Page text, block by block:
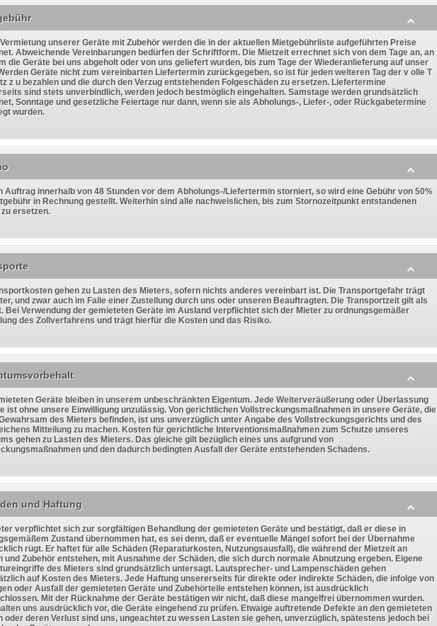
Vermietung unserer Geräte mit Zubehör werden die in der aktuellen Mietgebührliste aufgeführten Preise
Abweichende Vereinbarungen bedürfen der Schriftform. Die Mietzeit errechnet sich von dem Tage an, an
die Geräte bei uns abgeholt oder von uns geliefert wurden, bis zum Tage der Wiederanlieferung auf unser
Geräte nicht zum vereinbarten Liefertermin zurückgegeben, so ist für jeden weiteren Tag der v olle T
z u bezahlen und die durch den Verzug entstehenden Folgeschäden zu ersetzen. Liefertermine
sind stets unverbindlich, werden jedoch bestmöglich eingehalten. Samstage werden grundsätzlich
Sonntage und gesetzliche Feiertage nur dann, wenn sie als Abholungs-, Liefer-, oder Rückgabetermine
wurden.
Auftrag innerhalb von 48 Stunden vor dem Abholungs-/Liefertermin storniert, so wird eine Gebühr von 50%
in Rechnung gestellt. Weiterhin sind alle nachweislichen, bis zum Stornozeitpunkt entstandenen
ersetzen.
gehen zu Lasten des Mieters, sofern nichts anderes vereinbart ist. Die Transportgefahr trägt
und zwar auch im Falle einer Zustellung durch uns oder unseren Beauftragten. Die Transportzeit gilt als
Bei Verwendung der gemieteten Geräte im Ausland verpflichtet sich der Mieter zu ordnungsgemäßer
des Zollverfahrens und trägt hierfür die Kosten und das Risiko.
Geräte bleiben in unserem unbeschränkten Eigentum. Jede Weiterveräußerung oder Überlassung
ist ohne unsere Einwilligung unzulässig. Von gerichtlichen Vollstreckungsmaßnahmen in unsere Geräte, die
des Mieters befinden, ist uns unverzüglich unter Angabe des Vollstreckungsgerichts und des
Mitteilung zu machen. Kosten für gerichtliche Interventionsmaßnahmen zum Schutze unseres
gehen zu Lasten des Mieters. Das gleiche gilt bezüglich eines uns aufgrund von
und den dadurch bedingten Ausfall der Geräte entstehenden Schadens.
und Haftung
verpflichtet sich zur sorgfältigen Behandlung der gemieteten Geräte und bestätigt, daß er diese in
Zustand übernommen hat, es sei denn, daß er eventuelle Mängel sofort bei der Übernahme
rügt. Er haftet für alle Schäden (Reparaturkosten, Nutzungsausfall), die während der Mietzeit an
und Zubehör entstehen, mit Ausnahme der Schäden, die sich durch normale Abnutzung ergeben. Eigene
des Mieters sind grundsätzlich untersagt. Lautsprecher- und Lampenschäden gehen
auf Kosten des Mieters. Jede Haftung unsererseits für direkte oder indirekte Schäden, die infolge von
oder Ausfall der gemieteten Geräte und Zubehörteile entstehen können, ist ausdrücklich
Mit der Rücknahme der Geräte bestätigen wir nicht, daß diese mangelfrei übernommen wurden.
uns ausdrücklich vor, die Geräte eingehend zu prüfen. Etwaige auftretende Defekte an den gemieteten
oder deren Verlust sind uns, ungeachtet zu wessen Lasten sie gehen, unverzüglich, spätestens jedoch bei